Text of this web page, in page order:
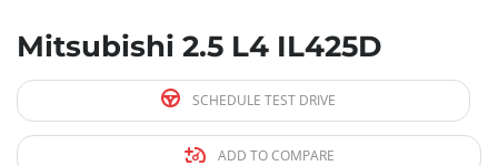
Mitsubishi 2.5 L4 IL425D
SCHEDULE TEST DRIVE
ADD TO COMPARE